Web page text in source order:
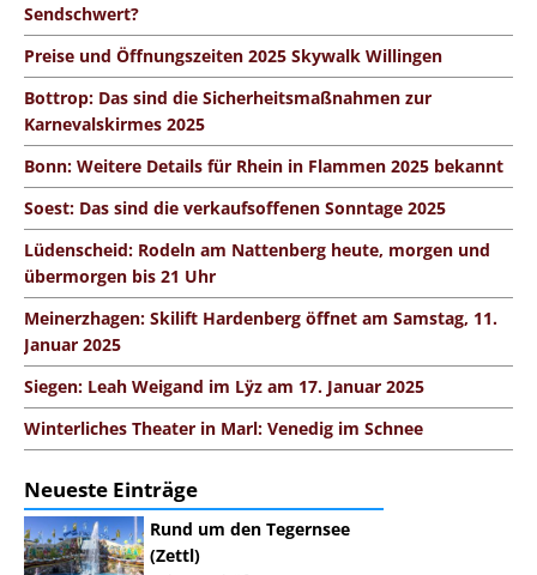
Sendschwert?
Preise und Öffnungszeiten 2025 Skywalk Willingen
Bottrop: Das sind die Sicherheitsmaßnahmen zur
Karnevalskirmes 2025
Bonn: Weitere Details für Rhein in Flammen 2025 bekannt
Soest: Das sind die verkaufsoffenen Sonntage 2025
Lüdenscheid: Rodeln am Nattenberg heute, morgen und
übermorgen bis 21 Uhr
Meinerzhagen: Skilift Hardenberg öffnet am Samstag, 11.
Januar 2025
Siegen: Leah Weigand im Lÿz am 17. Januar 2025
Winterliches Theater in Marl: Venedig im Schnee
Neueste Einträge
Rund um den Tegernsee
(Zettl)